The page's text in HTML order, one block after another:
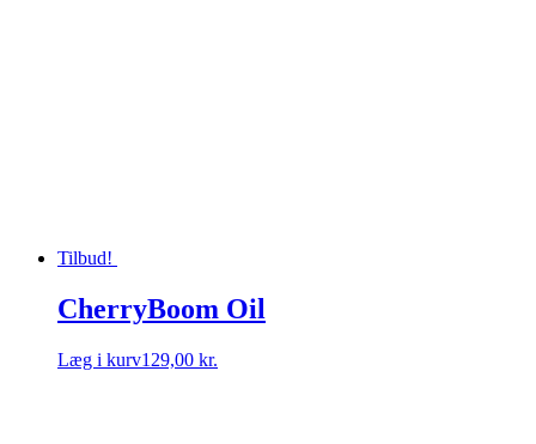
Tilbud!
CherryBoom Oil
Læg i kurv129,00 kr.